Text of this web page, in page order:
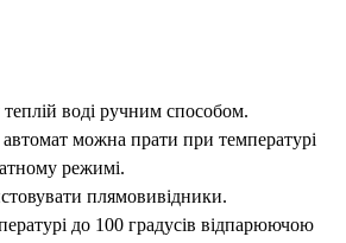
воді ручним способом.
можна прати при температурі
режимі.
плямовивідники.
до 100 градусів відпарюючою